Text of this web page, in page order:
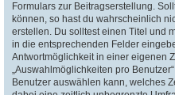
Formulars zur Beitragserstellung.
können, so hast du wahrscheinlich
erstellen. Du solltest einen Titel und
in die entsprechenden Felder
Antwortmöglichkeit in einer eigenen
„Auswahlmöglichkeiten pro
Benutzer auswählen kann, welches